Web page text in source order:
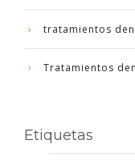
tratamientos
Tratamientos
Etiquetas